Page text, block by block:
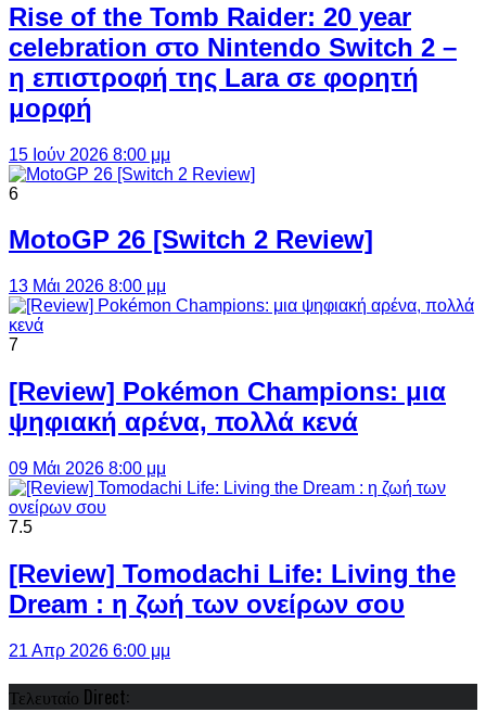
Rise of the Tomb Raider: 20 year
celebration στο Nintendo Switch 2 –
η επιστροφή της Lara σε φορητή
μορφή
15 Ιούν 2026 8:00 μμ
6
MotoGP 26 [Switch 2 Review]
13 Μάι 2026 8:00 μμ
7
[Review] Pokémon Champions: μια
ψηφιακή αρένα, πολλά κενά
09 Μάι 2026 8:00 μμ
7.5
[Review] Tomodachi Life: Living the
Dream : η ζωή των ονείρων σου
21 Απρ 2026 6:00 μμ
Τελευταίο Direct: